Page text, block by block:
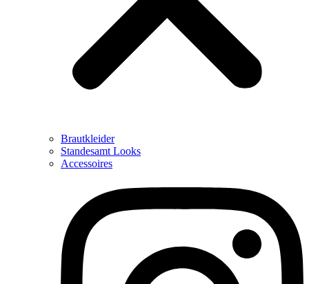
Brautkleider
Standesamt Looks
Accessoires